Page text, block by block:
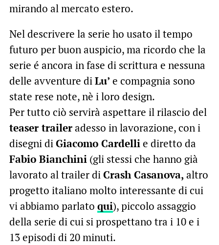
mirando al mercato estero.
Nel descrivere la serie ho usato il tempo
futuro per buon auspicio, ma ricordo che la
serie é ancora in fase di scrittura e nessuna
delle avventure diLu’ e compagnia sono
state rese note, nè i loro design.
Per tutto ciò servirà aspettare il rilascio del
teaser traileradesso in lavorazione, con i
disegni diGiacomo Cardellie diretto da
Fabio Bianchini(gli stessi che hanno già
lavorato al trailer diCrash Casanova, altro
progetto italiano molto interessante di cui
vi abbiamo parlato qui), piccolo assaggio
della serie di cui si prospettano tra i 10 e i
13 episodi di 20 minuti.